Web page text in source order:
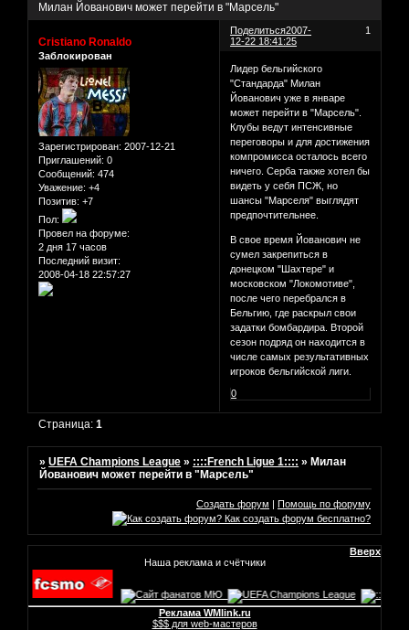
Милан Йованович может перейти в "Марсель"
Поделиться 1
2007-
12-22 18:41:25
Cristiano Ronaldo
Заблокирован
Зарегистрирован: 2007-12-21
Приглашений: 0
Сообщений: 474
Уважение: +4
Позитив: +7
Пол:
Провел на форуме:
2 дня 17 часов
Последний визит:
2008-04-18 22:57:27
Лидер бельгийского
"Стандарда" Милан
Йованович уже в январе
может перейти в "Марсель".
Клубы ведут интенсивные
переговоры и для достижения
компромисса осталось всего
ничего. Серба также хотел бы
видеть у себя ПСЖ, но
шансы "Марселя" выглядят
предпочтительнее.
В свое время Йованович не
сумел закрепиться в
донецком "Шахтере" и
московском "Локомотиве",
после чего перебрался в
Бельгию, где раскрыл свои
задатки бомбардира. Второй
сезон подряд он находится в
числе самых результативных
игроков бельгийской лиги.
0
Страница:1
»UEFA Champions League » ::::French Ligue 1:::: » Милан
Йованович может перейти в "Марсель"
Создать форум | Помощь по форуму
Вверх
Наша реклама и счётчики
Реклама WMlink.ru
$$$ для web-мастеров